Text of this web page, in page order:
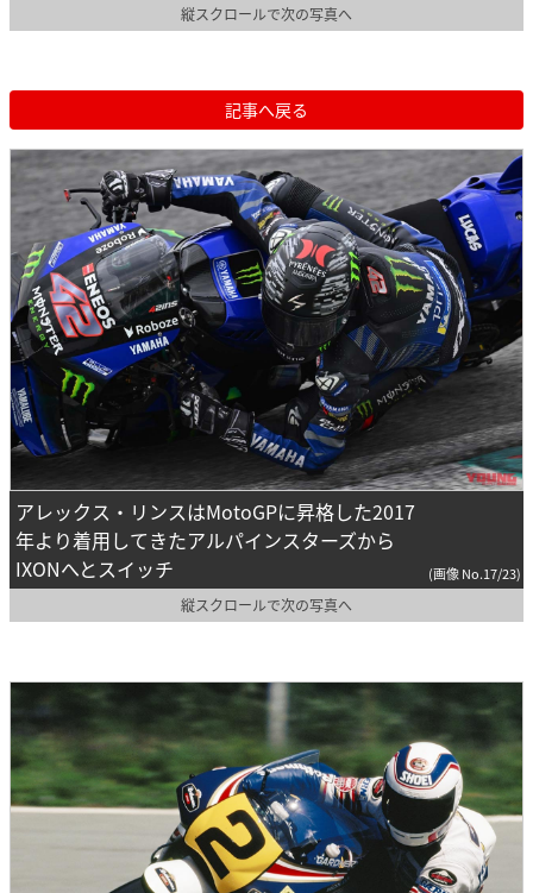
縦スクロールで次の写真へ
記事へ戻る
アレックス・リンスはMotoGPに昇格した2017
年より着用してきたアルパインスターズから
IXONへとスイッチ
(画像 No.17/23)
縦スクロールで次の写真へ